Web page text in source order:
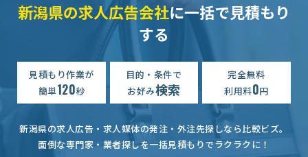
新潟県の求人広告会社に一括で見積もり
する
見積もり作業が
簡単120秒
目的・条件で
お好み検索
完全無料
利用料0円
新潟県の求人広告・求人媒体の発注・外注先探しなら比較ビズ。
面倒な専門家・業者探しを一括見積もりでラクラクに！